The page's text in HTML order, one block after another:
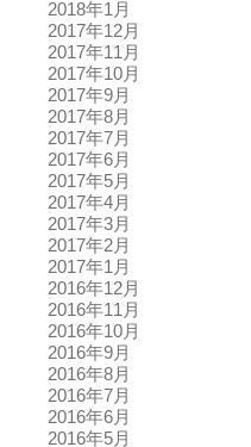
2018年1月
2017年12月
2017年11月
2017年10月
2017年9月
2017年8月
2017年7月
2017年6月
2017年5月
2017年4月
2017年3月
2017年2月
2017年1月
2016年12月
2016年11月
2016年10月
2016年9月
2016年8月
2016年7月
2016年6月
2016年5月